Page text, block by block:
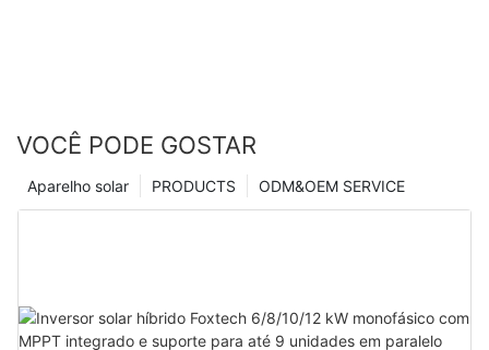
VOCÊ PODE GOSTAR
ODM&OEM SERVICE
PRODUCTS
Aparelho solar